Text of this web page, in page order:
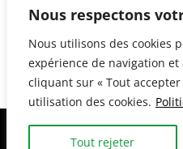
Nous respectons
Nous utilisons des cookies
expérience de navigation
cliquant sur « Tout
utilisation des cookies.
Tout rejeter
Soirée resto, Handi Ride &
Rochambelle…
Réalisation: